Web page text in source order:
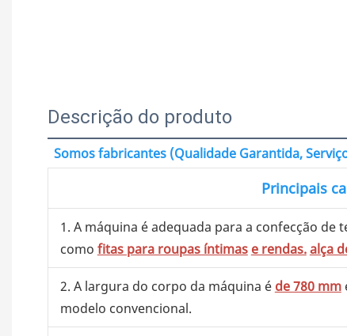
Descrição do produto
Somos fabricantes (Qualidade Garantida,
Principais
1. A máquina é adequada para a confecção
como fitas para roupas íntimas e rendas.alça
2. A largura do corpo da máquina é de 780 mm
modelo convencional.